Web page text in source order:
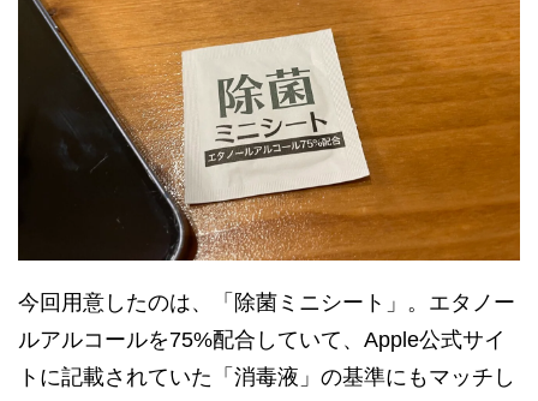
今回用意したのは、「除菌ミニシート」。エタノー
ルアルコールを75%配合していて、Apple公式サイ
トに記載されていた「消毒液」の基準にもマッチし